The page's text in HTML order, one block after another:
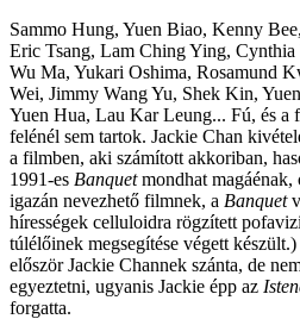
Sammo Hung, Yuen Biao, Kenny
Eric Tsang, Lam Ching Ying,
Wu Ma, Yukari Oshima, Rosamund
Wei, Jimmy Wang Yu, Shek Kin,
Yuen Hua, Lau Kar Leung... Fú, és a
felénél sem tartok. Jackie Chan
a filmben, aki számított akkoriban,
1991-es Banquetmondhat magáénak,
igazán nevezhető filmnek, a Banquet
hírességek celluloidra rögzített
túlélőinek megsegítése végett
először Jackie Channek szánta, de
egyeztetni, ugyanis Jackie épp az
forgatta.